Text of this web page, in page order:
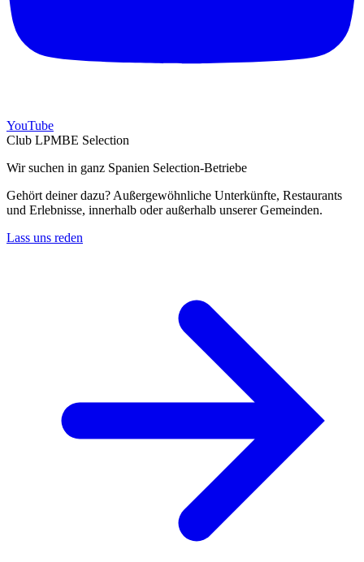
YouTube
Club LPMBE Selection
Wir suchen in ganz Spanien Selection-Betriebe
Gehört deiner dazu? Außergewöhnliche Unterkünfte, Restaurants
und Erlebnisse, innerhalb oder außerhalb unserer Gemeinden.
Lass uns reden